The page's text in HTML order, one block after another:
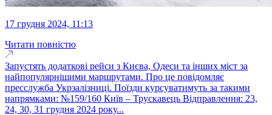
17 грудня 2024, 11:13
Читати повністю
Запустять додаткові рейси з Києва, Одеси та інших міст за
найпопулярнішими маршрутами. Про це повідомляє
пресслужба Укрзалізниці. Поїзди курсуватимуть за такими
напрямками: №159/160 Київ – Трускавець Відправлення: 23,
24, 30, 31 грудня 2024 року...